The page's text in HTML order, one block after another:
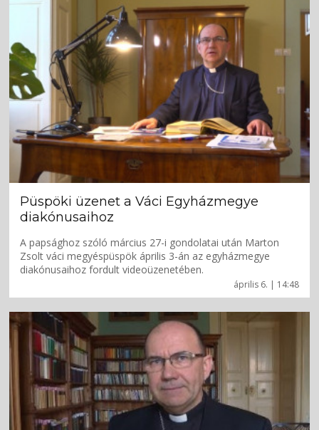
április 6. | 14:48
Püspöki üzenet a Váci Egyházmegye
diakónusaihoz
A papsághoz szóló március 27-i gondolatai után Marton
Zsolt váci megyéspüspök április 3-án az egyházmegye
diakónusaihoz fordult videoüzenetében.